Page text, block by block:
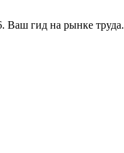
Ваш гид на рынке труда.